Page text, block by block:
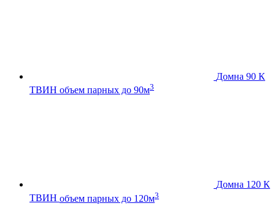
Домна 90 К
ТВИН объем парных до 90м3
Домна 120 К
ТВИН объем парных до 120м3